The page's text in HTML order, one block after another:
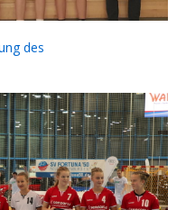
des